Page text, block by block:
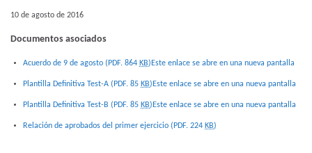
10 de agosto de 2016
Documentos asociados
Acuerdo de 9 de agosto (PDF. 864 KB) Este enlace se abre en una nueva pantalla
Plantilla Definitiva Test-A (PDF. 85 KB) Este enlace se abre en una nueva pantalla
Plantilla Definitiva Test-B (PDF. 85 KB) Este enlace se abre en una nueva pantalla
Relación de aprobados del primer ejercicio (PDF. 224 KB)